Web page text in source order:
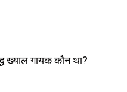
ख्याल गायक कौन था?